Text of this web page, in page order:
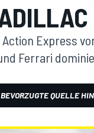
Express
Ferrari
QUELLE